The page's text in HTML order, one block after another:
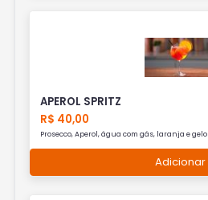
APEROL SPRITZ
R$ 40,00
Prosecco, Aperol, água com gás, laranja e gelo
Adicionar